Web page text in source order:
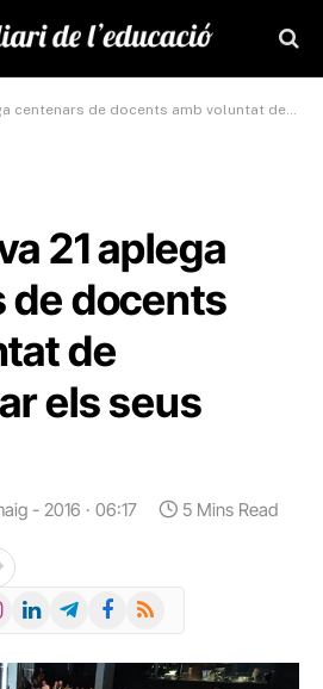
de docents amb voluntat de transformar els seus centres
21 aplega
de docents
de
els seus
- 2016 · 06:17 5 Mins Read
LinkedInTelegramFacebook
RSS